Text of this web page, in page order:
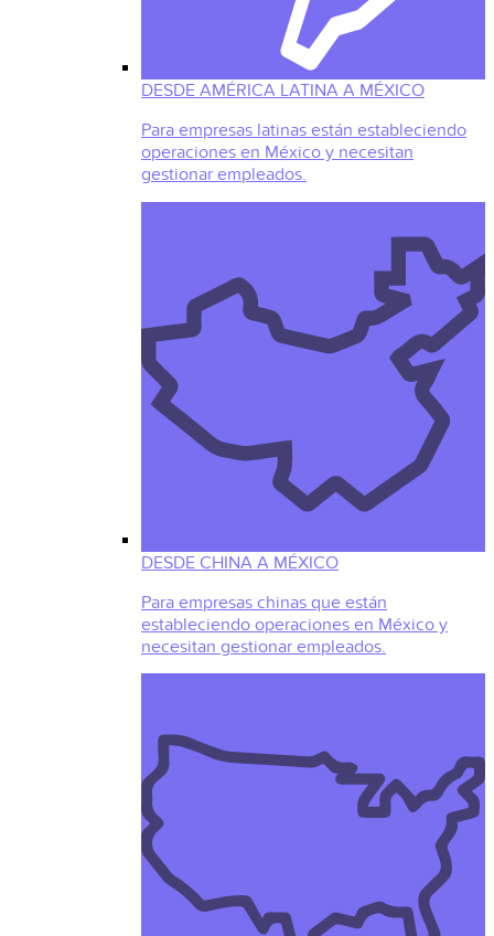
DESDE AMÉRICA LATINA A MÉXICO
Para empresas latinas están estableciendo
operaciones en México y necesitan
gestionar empleados.
DESDE CHINA A MÉXICO
Para empresas chinas que están
estableciendo operaciones en México y
necesitan gestionar empleados.